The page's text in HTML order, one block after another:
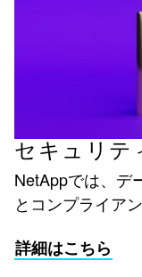
セキュリテ
NetAppでは、デ
とコンプライア
詳細はこちら